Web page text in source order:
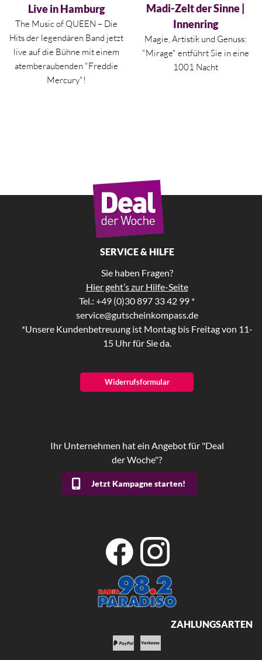
Live in Hamburg
The Music of QUEEN – Die
Hits der legendären Band jetzt
live auf die Bühne mit einem
atemberaubenden "Freddie
Mercury"!
Madi-Zelt der Sinne |
Innenring
Magie, Artistik und Genuss:
"Mirage" entführt Sie in eine
1001 Nacht
SERVICE & HILFE
Sie haben Fragen?
Hier geht’s zur Hilfe-Seite
Tel.: +49 (0)30 897 33 42 99 *
service@gutscheinkompass.de
*Unsere Kundenbetreuung ist Montag bis Freitag von 11-
15 Uhr für Sie da.
Widerrufsformular
Ihr Unternehmen hat ein Angebot für "Deal
der Woche"?
Jetzt Kampagne starten!
ZAHLUNGSARTEN